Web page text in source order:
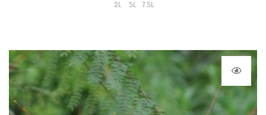
2L 5L 7.5L